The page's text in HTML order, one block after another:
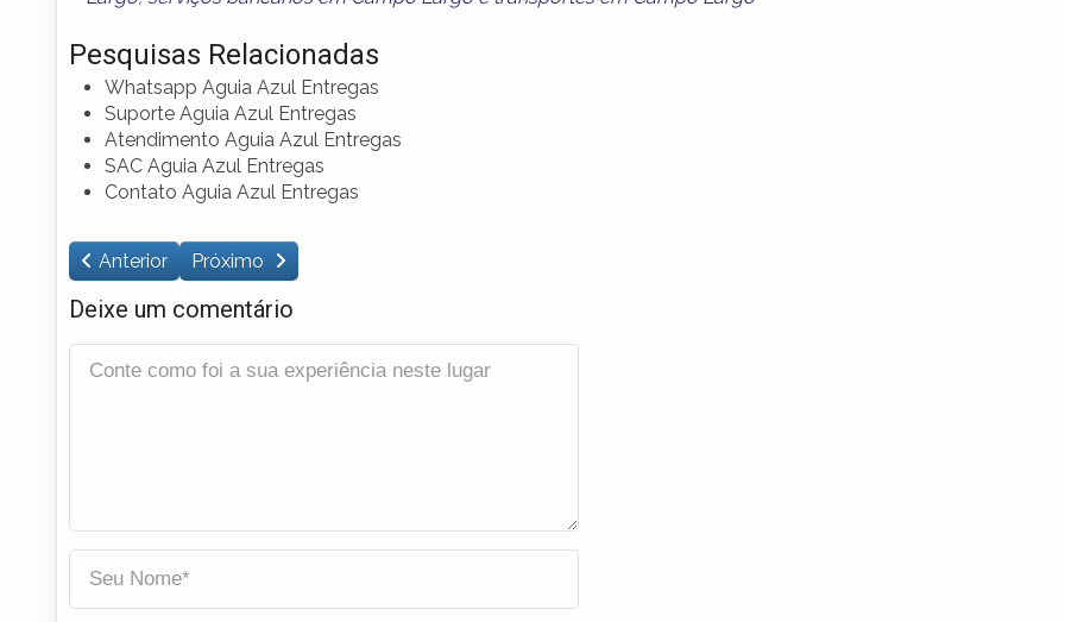
Pesquisas Relacionadas
Whatsapp Aguia Azul Entregas
Suporte Aguia Azul Entregas
Atendimento Aguia Azul Entregas
SAC Aguia Azul Entregas
Contato Aguia Azul Entregas
Anterior Próximo
Deixe um comentário